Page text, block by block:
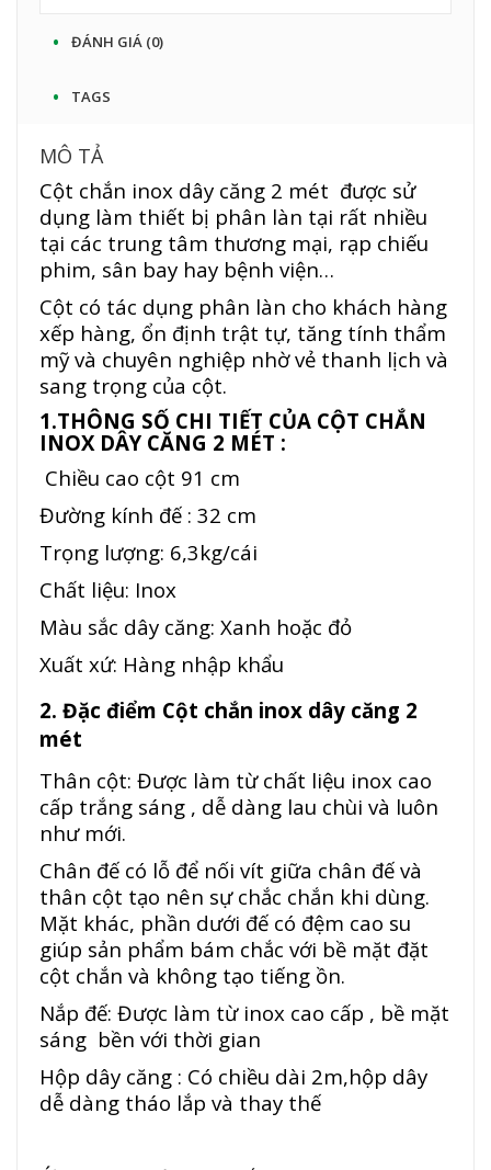
ĐÁNH GIÁ (0)
TAGS
MÔ TẢ
Cột chắn inox dây căng 2 mét được sử
dụng làm thiết bị phân làn tại rất nhiều
tại các trung tâm thương mại, rạp chiếu
phim, sân bay hay bệnh viện…
Cột có tác dụng phân làn cho khách hàng
xếp hàng, ổn định trật tự, tăng tính thẩm
mỹ và chuyên nghiệp nhờ vẻ thanh lịch và
sang trọng của cột.
1.THÔNG SỐ CHI TIẾT CỦA CỘT CHẮN
INOX DÂY CĂNG 2 MÉT :
Chiều cao cột 91 cm
Đường kính đế : 32 cm
Trọng lượng: 6,3kg/cái
Chất liệu: Inox
Màu sắc dây căng: Xanh hoặc đỏ
Xuất xứ: Hàng nhập khẩu
2. Đặc điểm Cột chắn inox dây căng 2
mét
Thân cột: Được làm từ chất liệu inox cao
cấp trắng sáng , dễ dàng lau chùi và luôn
như mới.
Chân đế có lỗ để nối vít giữa chân đế và
thân cột tạo nên sự chắc chắn khi dùng.
Mặt khác, phần dưới đế có đệm cao su
giúp sản phẩm bám chắc với bề mặt đặt
cột chắn và không tạo tiếng ồn.
Nắp đế: Được làm từ inox cao cấp , bề mặt
sáng bền với thời gian
Hộp dây căng : Có chiều dài 2m,hộp dây
dễ dàng tháo lắp và thay thế